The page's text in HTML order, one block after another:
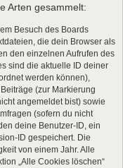
Arten gesammelt:
Besuch des Boards
die dein Browser als
den einzelnen Aufrufen des
sind die aktuelle ID deiner
werden können),
(zur Markierung
angemeldet bist) sowie
(sofern du nicht
deine Benutzer-ID, ein
ID gespeichert. Die
von einem Jahr. Alle
„Alle Cookies löschen“